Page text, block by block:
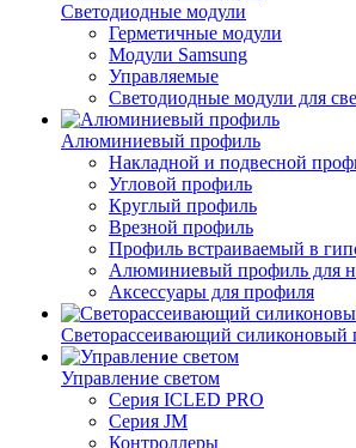
Светодиодные модули
Герметичные модули
Модули Samsung
Управляемые
Светодиодные модули для
Алюминиевый профиль
Накладной и подвесной
Угловой профиль
Круглый профиль
Врезной профиль
Профиль встраиваемый в
Алюминиевый профиль для
Аксессуары для профиля
Светорассеивающий силиконовый
Управление светом
Серия ICLED PRO
Серия JM
Контроллеры